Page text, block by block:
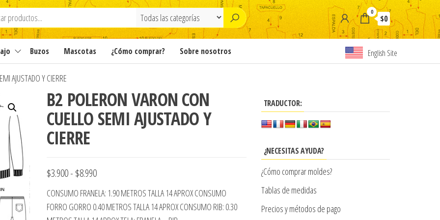
0
$0
Buzos Mascotas ¿Cómo comprar? Sobre nosotros English Site
AJUSTADO Y CIERRE
B2 POLERON VARON CON
CUELLO SEMI AJUSTADO Y
CIERRE
$3.900- $8.990Rango
de
precios:
CONSUMO FRANELA: 1.90 METROS TALLA 14 APROX CONSUMO
FORRO GORRO 0.40 METROS TALLA 14 APROX CONSUMO RIB: 0.30
TRADUCTOR:
¿NECESITAS AYUDA?
¿Cómo comprar moldes?
Tablas de medidas
Precios y métodos de pago